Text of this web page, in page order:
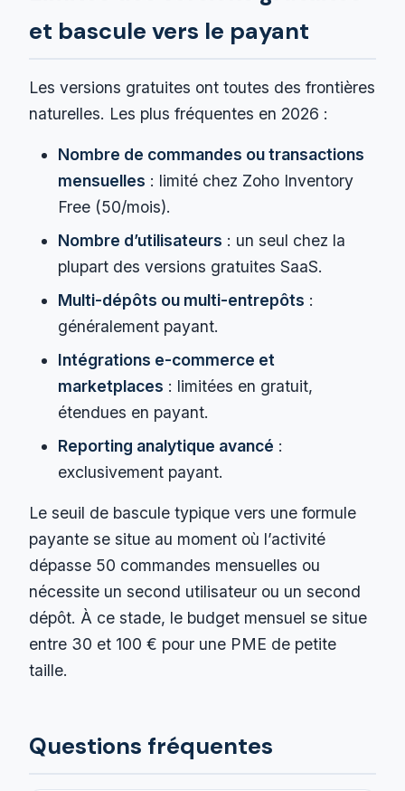
et bascule vers le payant
Les versions gratuites ont toutes des frontières
naturelles. Les plus fréquentes en 2026 :
Nombre de commandes ou transactions
mensuelles : limité chez Zoho Inventory
Free (50/mois).
Nombre d’utilisateurs : un seul chez la
plupart des versions gratuites SaaS.
Multi-dépôts ou multi-entrepôts :
généralement payant.
Intégrations e-commerce et
marketplaces : limitées en gratuit,
étendues en payant.
Reporting analytique avancé :
exclusivement payant.
Le seuil de bascule typique vers une formule
payante se situe au moment où l’activité
dépasse 50 commandes mensuelles ou
nécessite un second utilisateur ou un second
dépôt. À ce stade, le budget mensuel se situe
entre 30 et 100 € pour une PME de petite
taille.
Questions fréquentes